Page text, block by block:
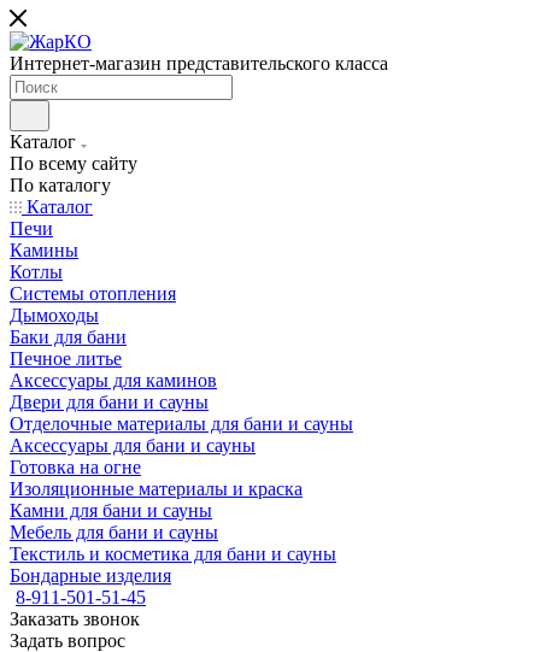
Интернет-магазин представительского класса
Каталог
По всему сайту
По каталогу
Каталог
Печи
Камины
Котлы
Системы отопления
Дымоходы
Баки для бани
Печное литье
Аксессуары для каминов
Двери для бани и сауны
Отделочные материалы для бани и сауны
Аксессуары для бани и сауны
Готовка на огне
Изоляционные материалы и краска
Камни для бани и сауны
Мебель для бани и сауны
Текстиль и косметика для бани и сауны
Бондарные изделия
8-911-501-51-45
Заказать звонок
Задать вопрос